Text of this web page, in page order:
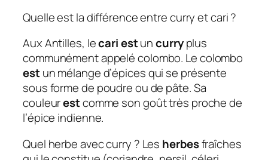
Quelle est la différence entre curry et cari ?
Aux Antilles, lecari estuncurryplus
communément appelé colombo. Le colombo
estun mélange d’épices qui se présente
sous forme de poudre ou de pâte. Sa
couleurestcomme son goût très proche de
l’épice indienne.
Quel herbe avec curry ? Les herbesfraîches